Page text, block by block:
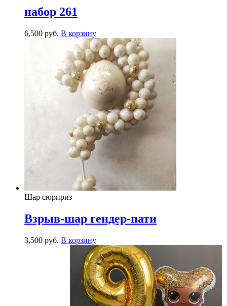
набор 261
6,500 руб. В корзину
Шар сюрприз
Взрыв-шар гендер-пати
3,500 руб. В корзину